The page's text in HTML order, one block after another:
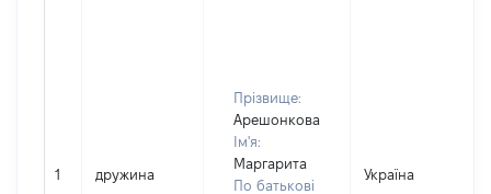
1 дружина
Прізвище:
Арешонкова
Ім'я:
Маргарита
По батькові
Україна